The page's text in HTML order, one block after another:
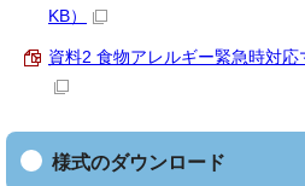
KB）
資料2 食物アレルギー緊急時対応
様式のダウンロード